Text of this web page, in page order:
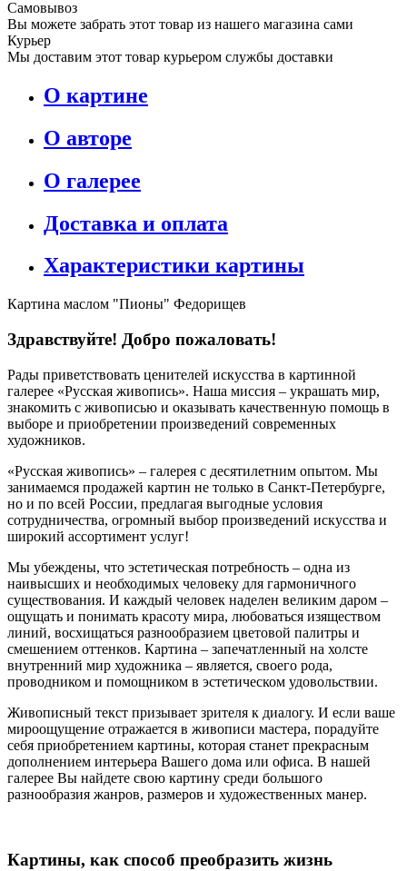
Самовывоз
Вы можете забрать этот товар из нашего магазина сами
Курьер
Мы доставим этот товар курьером службы доставки
О картине
О авторе
О галерее
Доставка и оплата
Характеристики картины
Картина маслом "Пионы" Федорищев
Здравствуйте! Добро пожаловать!
Рады приветствовать ценителей искусства в картинной
галерее «Русская живопись». Наша миссия – украшать мир,
знакомить с живописью и оказывать качественную помощь в
выборе и приобретении произведений современных
художников.
«Русская живопись» – галерея c десятилетним опытом. Мы
занимаемся продажей картин не только в Санкт-Петербурге,
но и по всей России, предлагая выгодные условия
сотрудничества, огромный выбор произведений искусства и
широкий ассортимент услуг!
Мы убеждены, что эстетическая потребность – одна из
наивысших и необходимых человеку для гармоничного
существования. И каждый человек наделен великим даром –
ощущать и понимать красоту мира, любоваться изяществом
линий, восхищаться разнообразием цветовой палитры и
смешением оттенков. Картина – запечатленный на холсте
внутренний мир художника – является, своего рода,
проводником и помощником в эстетическом удовольствии.
Живописный текст призывает зрителя к диалогу. И если ваше
мироощущение отражается в живописи мастера, порадуйте
себя приобретением картины, которая станет прекрасным
дополнением интерьера Вашего дома или офиса. В нашей
галерее Вы найдете свою картину среди большого
разнообразия жанров, размеров и художественных манер.
Картины, как способ преобразить жизнь